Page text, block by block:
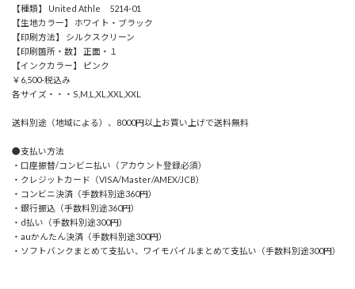
【種類】 United Athle 5214-01
【生地カラー】 ホワイト・ブラック
【印刷方法】 シルクスクリーン
【印刷箇所・数】 正面・１
【インクカラー】 ピンク
￥6,500-税込み
各サイズ・・・S,M,L,XL,XXL,XXL
送料別途（地域による）、8000円以上お買い上げで送料無料
●支払い方法
・口座振替/コンビニ払い（アカウント登録必須）
・クレジットカード（VISA/Master/AMEX/JCB）
・コンビニ決済（手数料別途360円）
・銀行振込（手数料別途360円）
・d払い（手数料別途300円）
・auかんたん決済（手数料別途300円）
・ソフトバンクまとめて支払い、ワイモバイルまとめて支払い（手数料別途300円）